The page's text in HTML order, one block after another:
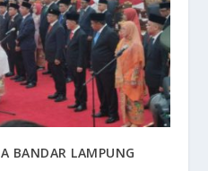
BANDAR LAMPUNG